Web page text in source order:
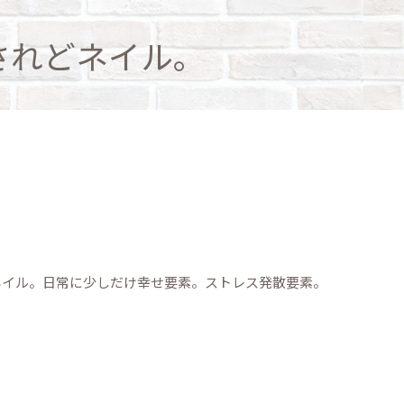
どネイル。
ル。日常に少しだけ幸せ要素。ストレス発散要素。